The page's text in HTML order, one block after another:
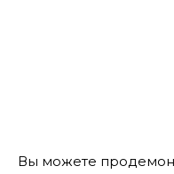
Вы можете